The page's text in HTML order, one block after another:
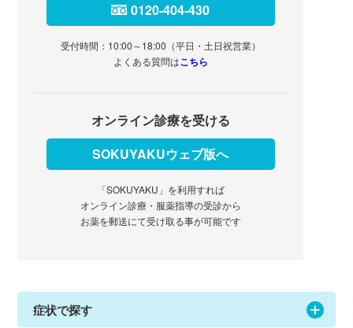
0120-404-430
受付時間：10:00～18:00（平日・土日祝営業）
よくある質問はこちら
オンライン診療を受ける
SOKUYAKUウェブ版へ
「SOKUYAKU」を利用すれば
オンライン診療・服薬指導の受診から
お薬を郵送にて受け取る事が可能です
症状で探す